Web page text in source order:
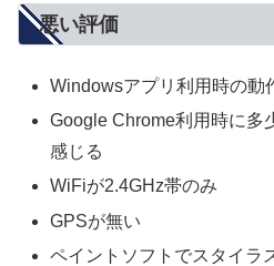
悪い評価
Windowsアプリ利用時の動
Google Chrome利用時に多
感じる
WiFiが2.4GHz帯のみ
GPSが無い
ペイントソフトでスタイラ